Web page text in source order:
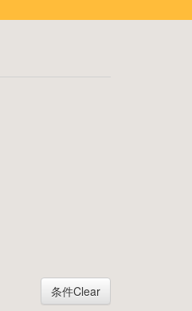
条件Clear